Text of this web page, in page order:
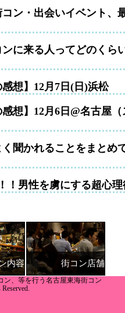
ン・出会いイベント、
ンに来る人ってどのくら
感想】12月7日(日)浜松
感想】12月6日@名古屋（
聞かれることをまとめ
！男性を虜にする超心理
内容 街コン店舗
ン、等を行う名古屋東海街コン